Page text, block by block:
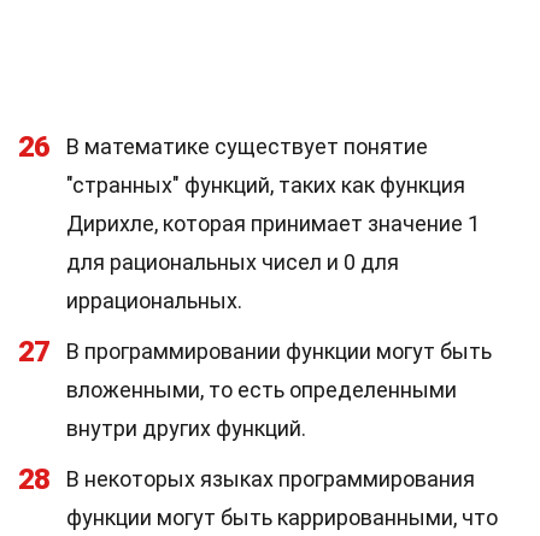
26
В математике существует понятие
"странных" функций, таких как функция
Дирихле, которая принимает значение 1
для рациональных чисел и 0 для
иррациональных.
27
В программировании функции могут быть
вложенными, то есть определенными
внутри других функций.
28
В некоторых языках программирования
функции могут быть каррированными, что